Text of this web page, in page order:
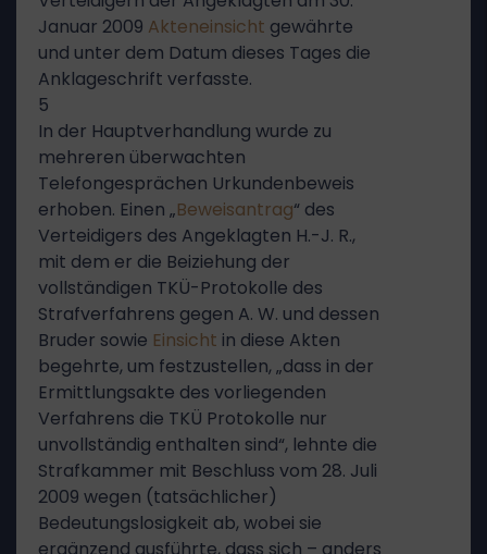
Januar 2009 Akteneinsicht gewährte
und unter dem Datum dieses Tages die
Anklageschrift verfasste.
5
In der Hauptverhandlung wurde zu
mehreren überwachten
Telefongesprächen Urkundenbeweis
erhoben. Einen „Beweisantrag“ des
Verteidigers des Angeklagten H.-J. R.,
mit dem er die Beiziehung der
vollständigen TKÜ-Protokolle des
Strafverfahrens gegen A. W. und dessen
Bruder sowie Einsicht in diese Akten
begehrte, um festzustellen, „dass in der
Ermittlungsakte des vorliegenden
Verfahrens die TKÜ Protokolle nur
unvollständig enthalten sind“, lehnte die
Strafkammer mit Beschluss vom 28. Juli
2009 wegen (tatsächlicher)
Bedeutungslosigkeit ab, wobei sie